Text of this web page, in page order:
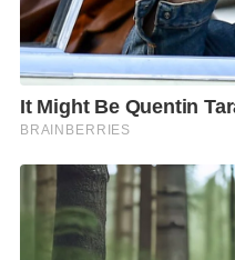
กับกลยุทธ์ของเรา ที่ต้อง
ให้สำเร็จลุล่วงภายในปี
ความมุ่งมั่นของคาเธ่ย์ แ
นำของโลก พร้อมยึดมั่นใ
สำคัญและคนรุ่นต่อไปใน
รากฐานของความมุ่งมั่น